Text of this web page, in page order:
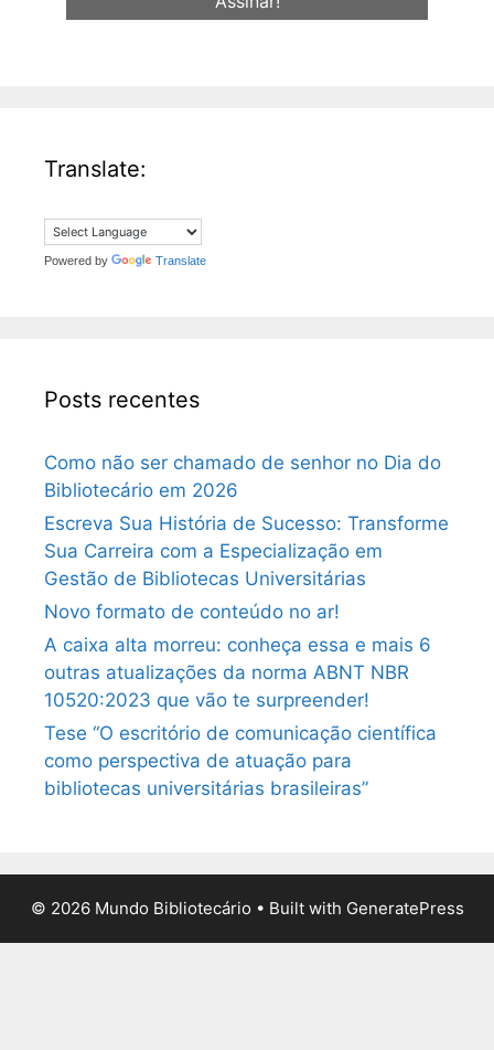
Translate:
Powered by Translate
Posts recentes
Como não ser chamado de senhor no Dia do
Bibliotecário em 2026
Escreva Sua História de Sucesso: Transforme
Sua Carreira com a Especialização em
Gestão de Bibliotecas Universitárias
Novo formato de conteúdo no ar!
A caixa alta morreu: conheça essa e mais 6
outras atualizações da norma ABNT NBR
10520:2023 que vão te surpreender!
Tese “O escritório de comunicação científica
como perspectiva de atuação para
bibliotecas universitárias brasileiras”
© 2026 Mundo Bibliotecário • Built with GeneratePress